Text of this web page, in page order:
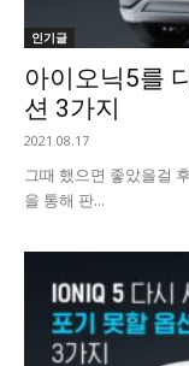
인기글
아이오닉5를
션 3가지
2021.08.17
그때 했으면 좋았을걸
을 통해 판...